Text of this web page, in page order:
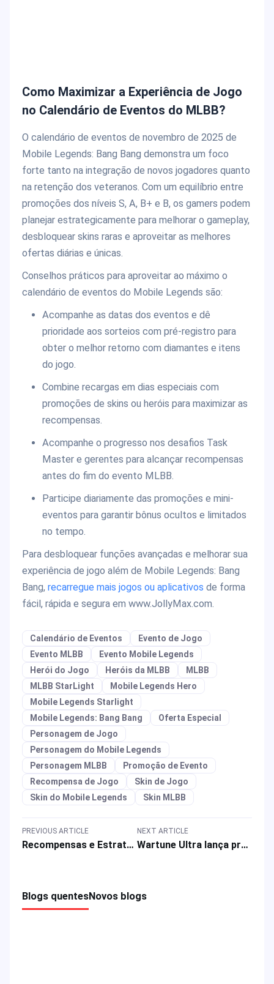
Como Maximizar a Experiência de Jogo
no Calendário de Eventos do MLBB?
O calendário de eventos de novembro de 2025 de
Mobile Legends: Bang Bang demonstra um foco
forte tanto na integração de novos jogadores quanto
na retenção dos veteranos. Com um equilíbrio entre
promoções dos níveis S, A, B+ e B, os gamers podem
planejar estrategicamente para melhorar o gameplay,
desbloquear skins raras e aproveitar as melhores
ofertas diárias e únicas.
Conselhos práticos para aproveitar ao máximo o
calendário de eventos do Mobile Legends são:
Acompanhe as datas dos eventos e dê
prioridade aos sorteios com pré-registro para
obter o melhor retorno com diamantes e itens
do jogo.
Combine recargas em dias especiais com
promoções de skins ou heróis para maximizar as
recompensas.
Acompanhe o progresso nos desafios Task
Master e gerentes para alcançar recompensas
antes do fim do evento MLBB.
Participe diariamente das promoções e mini-
eventos para garantir bônus ocultos e limitados
no tempo.
Para desbloquear funções avançadas e melhorar sua
experiência de jogo além de Mobile Legends: Bang
Bang, recarregue mais jogos ou aplicativos de forma
fácil, rápida e segura em www.JollyMax.com.
Calendário de Eventos
Evento de Jogo
Evento MLBB
Evento Mobile Legends
Herói do Jogo
Heróis da MLBB
MLBB
MLBB StarLight
Mobile Legends Hero
Mobile Legends Starlight
Mobile Legends: Bang Bang
Oferta Especial
Personagem de Jogo
Personagem do Mobile Legends
Personagem MLBB
Promoção de Evento
Recompensa de Jogo
Skin de Jogo
Skin do Mobile Legends
Skin MLBB
PREVIOUS ARTICLE
Recompensas e Estratégias do Jogo para a Colaboração Delta Force x Goose Goose Duck
NEXT ARTICLE
Wartune Ultra lança promoção de aniversário: pacotes de presentes grátis, oferta relâmpago e recompensas de evento
Blogs quentesNovos blogs